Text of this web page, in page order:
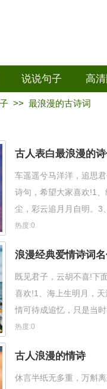
说说句子 高
>> 最浪漫的古诗词
古人表白最浪漫的
车遥遥兮马洋洋，追思
诗句，希望大家喜欢!1
尘，彩云追月月自明。3
思发在花前。5、天涯地角
热度:0
浪漫经典爱情诗词
既见君子，云胡不喜!下
喜欢!1、海上生明月，
情可待成追忆，只是当
4、千金纵买相如赋，脉脉
热度:0
古人浪漫的情诗
休言半纸无多重，万斛